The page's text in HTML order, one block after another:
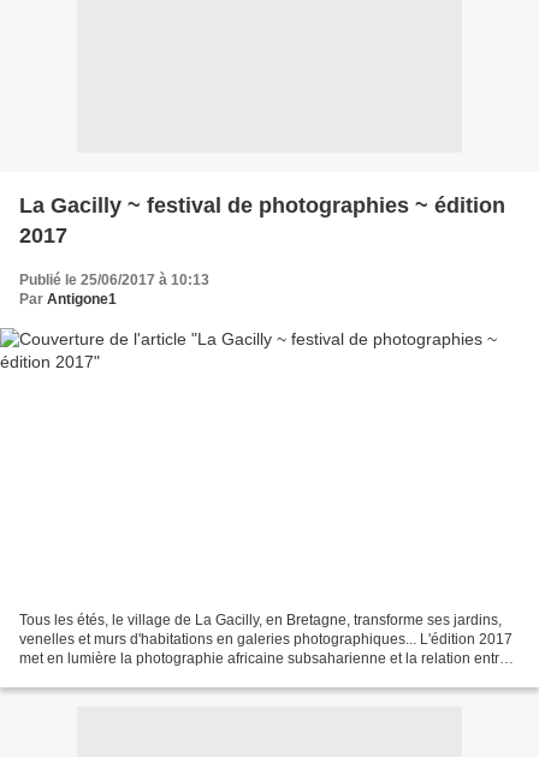
La Gacilly ~ festival de photographies ~ édition
2017
Publié le 25/06/2017 à 10:13
Par Antigone1
Tous les étés, le village de La Gacilly, en Bretagne, transforme ses jardins,
venelles et murs d'habitations en galeries photographiques... L'édition 2017
met en lumière la photographie africaine subsaharienne et la relation entre